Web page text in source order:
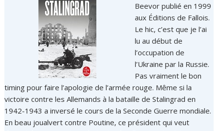
Beevor publié en 1999
aux Éditions de Fallois.
Le hic, c’est que je l’ai
lu au début de
l’occupation de
l’Ukraine par la Russie.
Pas vraiment le bon
timing pour faire l’apologie de l’armée rouge. Même si la
victoire contre les Allemands à la bataille de Stalingrad en
1942-1943 a inversé le cours de la Seconde Guerre mondiale.
En beau joualvert contre Poutine, ce président qui veut